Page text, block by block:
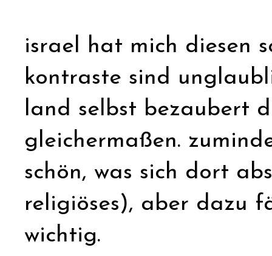
israel hat mich diesen
kontraste sind
land selbst bezaubert
gleichermaßen.
schön, was sich dort
religiöses), aber dazu
wichtig.